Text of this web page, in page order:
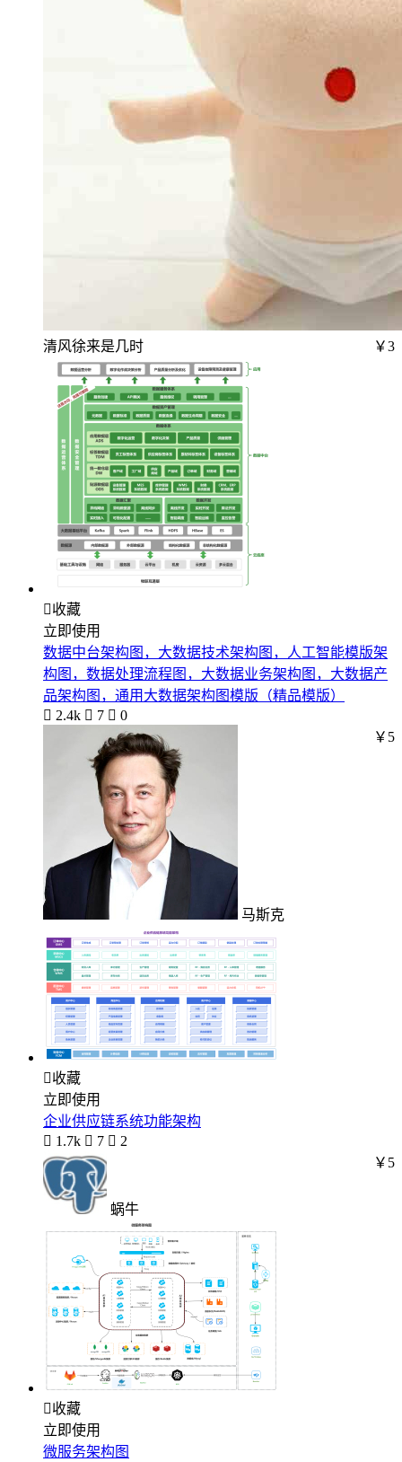
清风徐来是几时 ￥3
收藏
立即使用
数据中台架构图，大数据技术架构图，人工智能模版架
构图，数据处理流程图，大数据业务架构图，大数据产
品架构图，通用大数据架构图模版（精品模版）
 2.4k  7  0
马斯克
￥5
收藏
立即使用
企业供应链系统功能架构
 1.7k  7  2
蜗牛
￥5
收藏
立即使用
微服务架构图